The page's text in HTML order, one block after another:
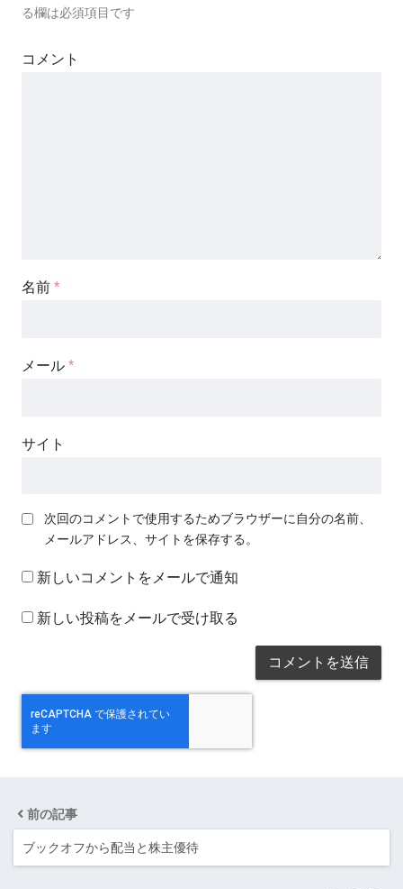
る欄は必須項目です
コメント
名前 *
メール *
サイト
次回のコメントで使用するためブラウザーに自分の名前、
メールアドレス、サイトを保存する。
新しいコメントをメールで通知
新しい投稿をメールで受け取る
前の記事
ブックオフから配当と株主優待